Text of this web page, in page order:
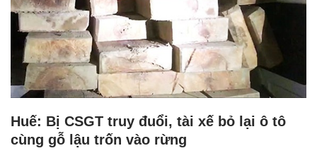
Huế: Bị CSGT truy đuổi, tài xế bỏ lại ô tô
cùng gỗ lậu trốn vào rừng